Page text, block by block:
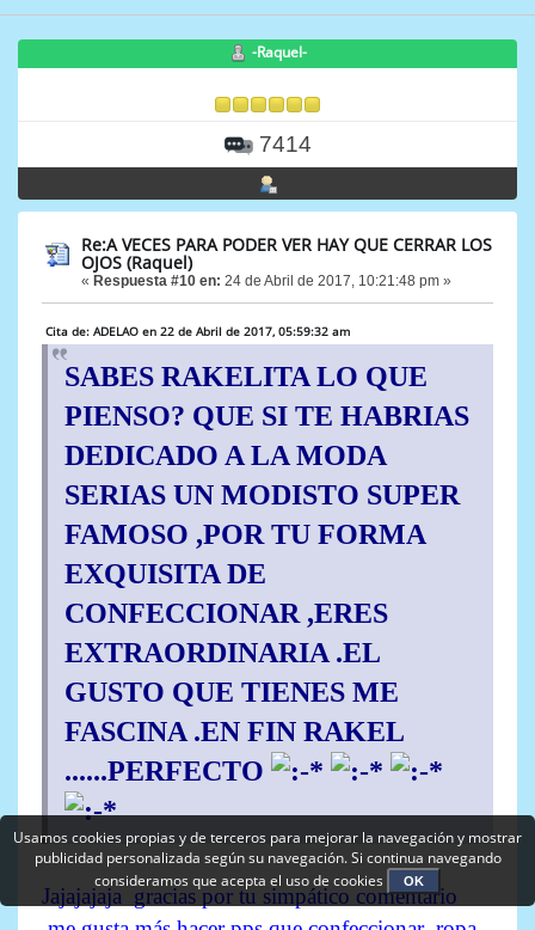
-Raquel-
7414
Re:A VECES PARA PODER VER HAY QUE CERRAR LOS
OJOS (Raquel)
« Respuesta #10 en: 24 de Abril de 2017, 10:21:48 pm »
Cita de: ADELAO en 22 de Abril de 2017, 05:59:32 am
SABES RAKELITA LO QUE
PIENSO? QUE SI TE HABRIAS
DEDICADO A LA MODA
SERIAS UN MODISTO SUPER
FAMOSO ,POR TU FORMA
EXQUISITA DE
CONFECCIONAR ,ERES
EXTRAORDINARIA .EL
GUSTO QUE TIENES ME
FASCINA .EN FIN RAKEL
......PERFECTO
Jajajajaja gracias por tu simpático comentario
Usamos cookies propias y de terceros para mejorar la navegación y mostrar
publicidad personalizada según su navegación. Si continua navegando
consideramos que acepta el uso de cookies
OK